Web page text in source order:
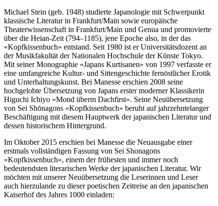
Michael Stein (geb. 1948) studierte Japanologie mit Schwerpunkt
klassische Literatur in Frankfurt/Main sowie europäische
Theaterwissenschaft in Frankfurt/Main und Genua und promovierte
über die Heian-Zeit (794–1185), jene Epoche also, in der das
«Kopfkissenbuch» entstand. Seit 1980 ist er Universitätsdozent an
der Musikfakultät der Nationalen Hochschule der Künste Tokyo.
Mit seiner Monographie «Japans Kurtisanen» von 1997 verfasste er
eine umfangreiche Kultur- und Sittengeschichte fernöstlicher Erotik
und Unterhaltungskunst. Bei Manesse erschien 2008 seine
hochgelobte Übersetzung von Japans erster moderner Klassikerin
Higuchi Ichiyo «Mond überm Dachfirst». Seine Neuübersetzung
von Sei Shōnagons «Kopfkissenbuch» beruht auf jahrzehntelanger
Beschäftigung mit diesem Hauptwerk der japanischen Literatur und
dessen historischem Hintergrund.
Im Oktober 2015 erschien bei Manesse die Neuausgabe einer
erstmals vollständigen Fassung von Sei Shonagons
«Kopfkissenbuch», einem der frühesten und immer noch
bedeutendsten literarischen Werke der japanischen Literatur. Wir
möchten mit unserer Neuübersetzung die Leserinnen und Leser
auch hierzulande zu dieser poetischen Zeitreise an den japanischen
Kaiserhof des Jahres 1000 einladen: